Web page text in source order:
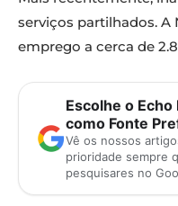
serviços partilhados. A
emprego a cerca de
Escolhe o
como Fonte
Vê os nossos
prioridade sempre
pesquisares no